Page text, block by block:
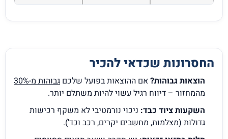
החסרונות שכדאי להכיר
הוצאות גבוהות?אם ההוצאות בפועל שלכם גבוהות מ-30%
מהמחזור – דיווח רגיל עשוי להיות משתלם יותר.
השקעות ציוד כבד: ניכוי נורמטיבי לא משקף רכישות
גדולות (מצלמות, מחשבים יקרים, רכב וכד’).